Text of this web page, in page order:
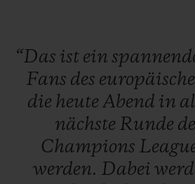
“Das ist ein
Fans des
die heute Abend in
nächste Runde
Champions
werden. Dabei